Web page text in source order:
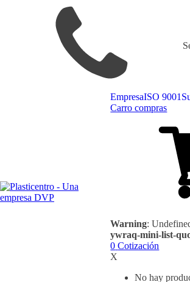
EmpresaISO 9001
Carro compras
Warning:
ywraq-mini-list-
0 Cotización
X
No hay